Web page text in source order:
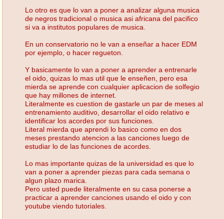
Lo otro es que lo van a poner a analizar alguna musica
de negros tradicional o musica asi africana del pacifico
si va a institutos populares de musica.
En un conservatorio no le van a enseñar a hacer EDM
por ejemplo, o hacer regueton.
Y basicamente lo van a poner a aprender a entrenarle
el oido, quizas lo mas util que le enseñen, pero esa
mierda se aprende con cualquier aplicacion de solfegio
que hay millones de internet.
Literalmente es cuestion de gastarle un par de meses al
entrenamiento auditivo, desarrollar el oido relativo e
identificar los acordes por sus funciones.
Literal mierda que aprendi lo basico como en dos
meses prestando atencion a las canciones luego de
estudiar lo de las funciones de acordes.
Lo mas importante quizas de la universidad es que lo
van a poner a aprender piezas para cada semana o
algun plazo marica.
Pero usted puede literalmente en su casa ponerse a
practicar a aprender canciones usando el oido y con
youtube viendo tutoriales.